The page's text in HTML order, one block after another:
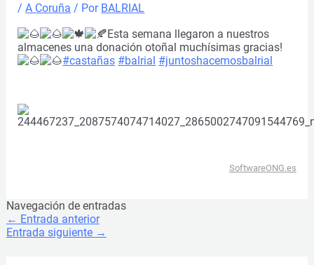
/A Coruña / Por BALRIAL
Esta semana
llegaron a nuestros
almacenes una donación otoñal muchísimas gracias!
#castañas #balrial #juntoshacemosbalrial
SoftwareONG.es
Navegación de entradas
← Entrada anterior
Entrada siguiente →